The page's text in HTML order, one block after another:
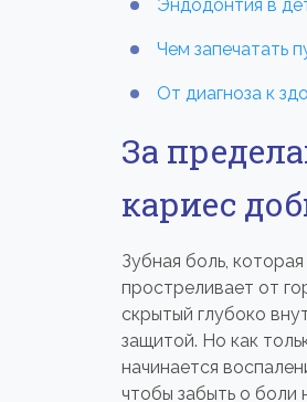
Эндодонтия в
Чем запечатать
От диагноза к
За
кариес
Зубная боль,
простреливает от
скрытый глубоко
защитой. Но как
начинается
чтобы забыть о боли